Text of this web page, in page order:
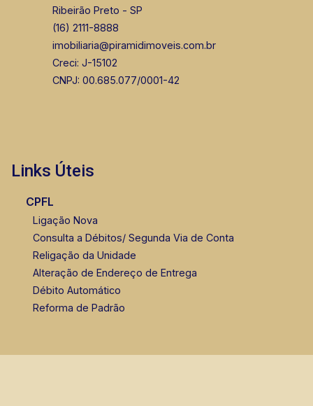
Ribeirão Preto - SP
(16) 2111-8888
imobiliaria@piramidimoveis.com.br
Creci: J-15102
CNPJ: 00.685.077/0001-42
Links Úteis
CPFL
Ligação Nova
Consulta a Débitos/ Segunda Via de Conta
Religação da Unidade
Alteração de Endereço de Entrega
Débito Automático
Reforma de Padrão